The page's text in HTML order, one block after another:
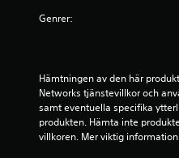
Genrer:
Hämtningen av den här
Networks tjänstevillkor och
samt eventuella specifika
produkten. Hämta inte
villkoren. Mer viktig